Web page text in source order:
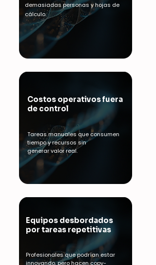
demasiadas personas y hojas de
cálculo.
Costos operativos fuera
de control
Tareas manuales que consumen
tiempo yrecursos sin
generarvalor real.
Equipos desbordados
por tareas repetitivas
Profesionales que podrían estar
innovando, pero hacen copy-